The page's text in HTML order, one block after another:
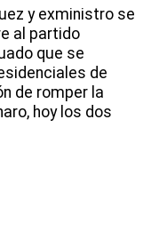
y exministro se
al partido
que se
de
de romper la
hoy los dos